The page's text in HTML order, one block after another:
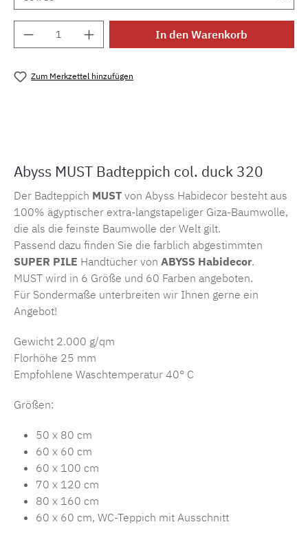
Produkt Anzahl: Gib den gewünschten
In den Warenkorb
Zum Merkzettel hinzufügen
Abyss MUST Badteppich col. duck 320
Der Badteppich MUST von Abyss Habidecor besteht aus
100% ägyptischer extra-langstapeliger Giza-Baumwolle,
die als die feinste Baumwolle der Welt gilt.
Passend dazu finden Sie die farblich abgestimmten
SUPER PILE Handtücher von ABYSS Habidecor.
MUST wird in 6 Größe und 60 Farben angeboten.
Für Sondermaße unterbreiten wir Ihnen gerne ein
Angebot!
Gewicht 2.000 g/qm
Florhöhe 25 mm
Empfohlene Waschtemperatur 40° C
Größen:
50 x 80 cm
60 x 60 cm
60 x 100 cm
70 x 120 cm
80 x 160 cm
60 x 60 cm, WC-Teppich mit Ausschnitt